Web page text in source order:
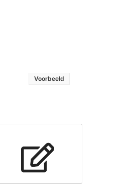
Voorbeeld